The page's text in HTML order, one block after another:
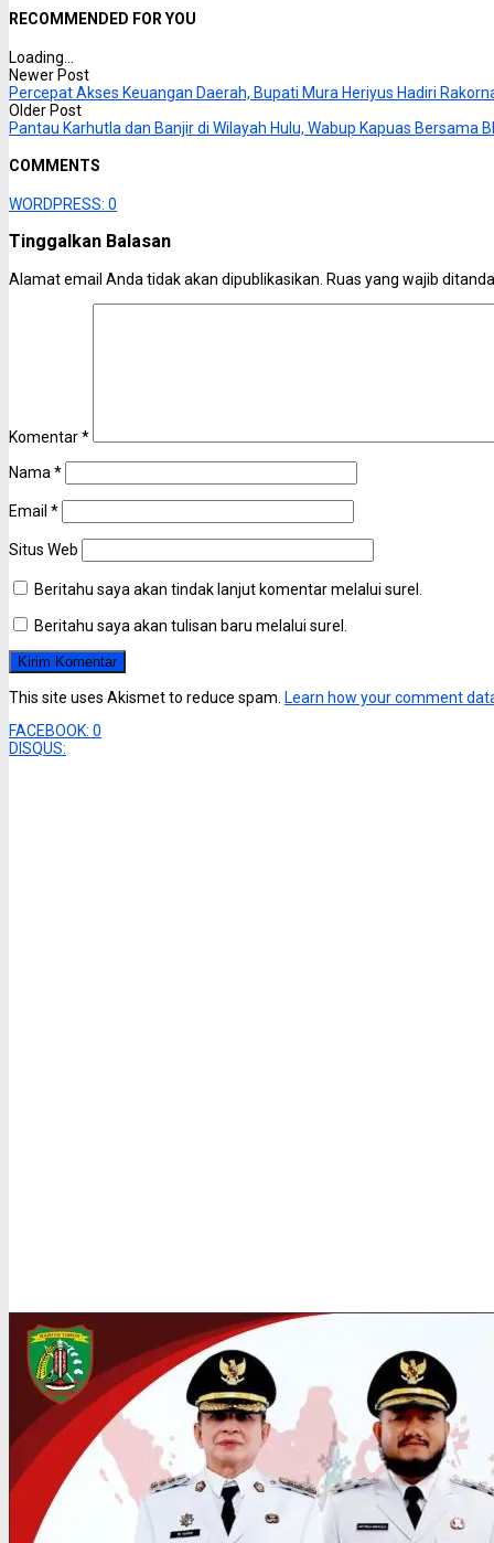
RECOMMENDED FOR YOU
Loading...
Newer Post
Percepat Akses Keuangan Daerah, Bupati Mura Heriyus Hadiri
Older Post
Pantau Karhutla dan Banjir di Wilayah Hulu, Wabup Kapuas Bersama
COMMENTS
WORDPRESS: 0
Tinggalkan Balasan
Alamat email Anda tidak akan dipublikasikan. Ruas yang wajib
Komentar*
Nama *
Email *
Situs Web
Beritahu saya akan tindak lanjut komentar melalui surel.
Beritahu saya akan tulisan baru melalui surel.
This site uses Akismet to reduce spam. Learn how your comment
FACEBOOK: 0
DISQUS: